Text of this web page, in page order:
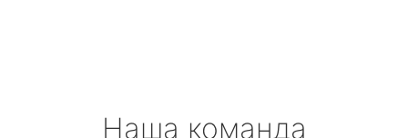
Наша команда